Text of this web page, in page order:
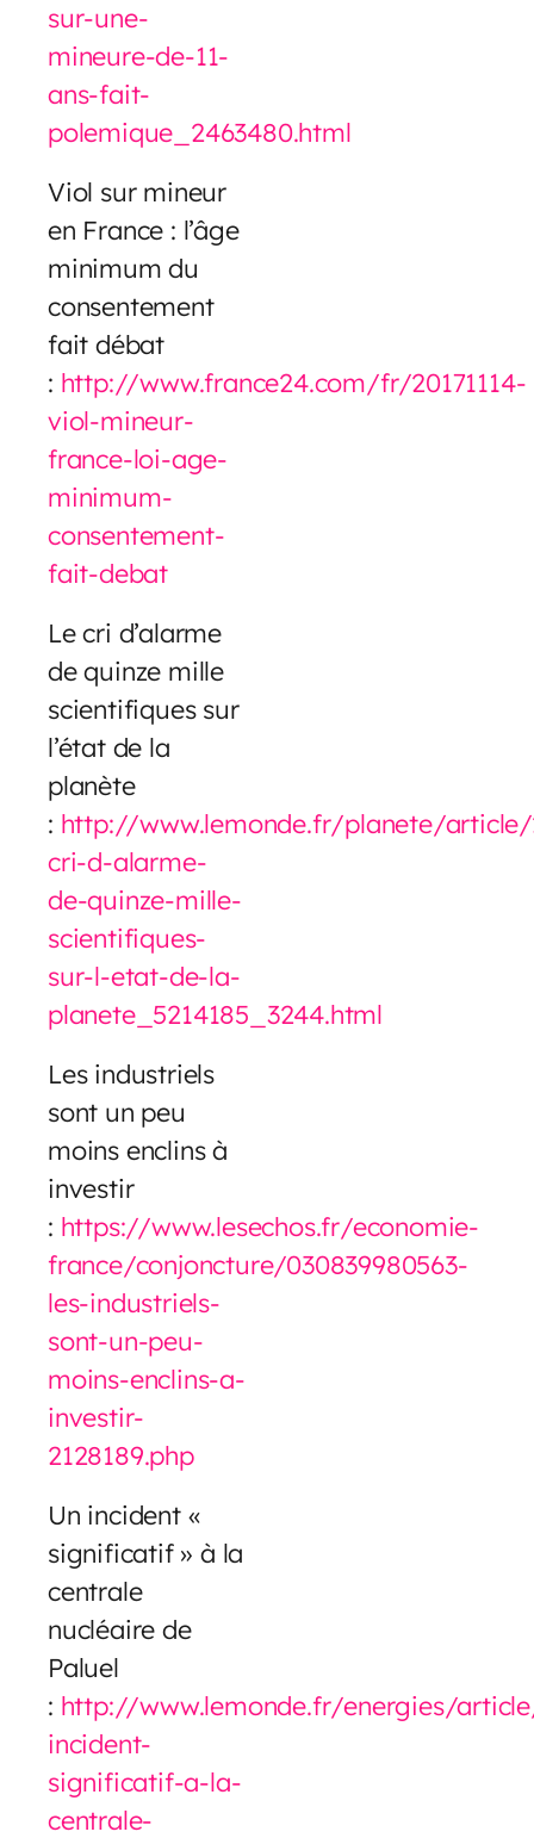
sur-une-
mineure-de-11-
ans-fait-
polemique_2463480.html
Viol sur mineur
en France : l’âge
minimum du
consentement
fait débat
: http://www.france24.com/fr/20171114-
viol-mineur-
france-loi-age-
minimum-
consentement-
fait-debat
Le cri d’alarme
de quinze mille
scientifiques sur
l’état de la
planète
: http://www.lemonde.fr/planete/article/
cri-d-alarme-
de-quinze-mille-
scientifiques-
sur-l-etat-de-la-
planete_5214185_3244.html
Les industriels
sont un peu
moins enclins à
investir
: https://www.lesechos.fr/economie-
france/conjoncture/030839980563-
les-industriels-
sont-un-peu-
moins-enclins-a-
investir-
2128189.php
Un incident «
significatif » à la
centrale
nucléaire de
Paluel
: http://www.lemonde.fr/energies/
incident-
significatif-a-la-
centrale-